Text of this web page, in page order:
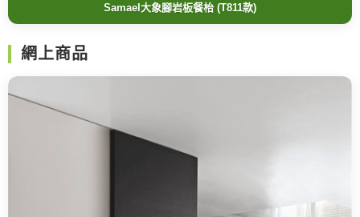
Samael大象腳岩板餐枱 (T811款)
網上商品